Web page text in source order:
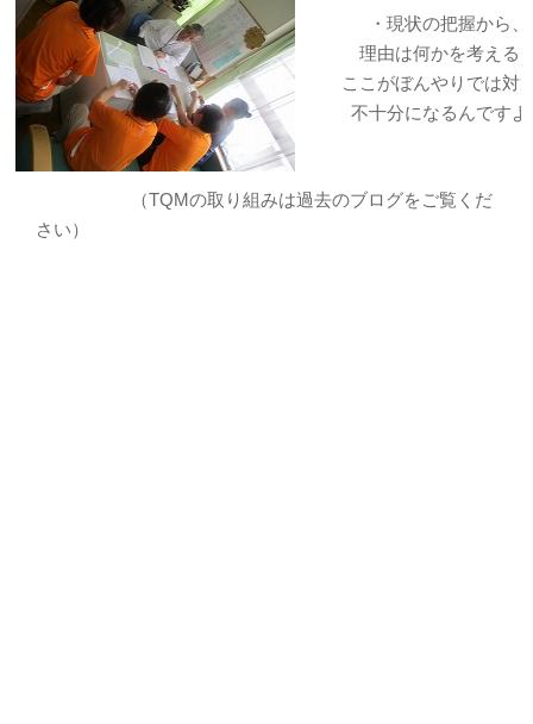
・現状の把握から、
理由は何かを考える
ここがぼんやりでは対
不十分になるんですよ
（TQMの取り組みは過去のブログをご覧くだ
さい）